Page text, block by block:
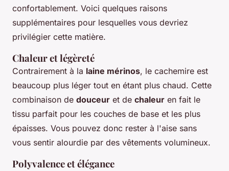
confortablement. Voici quelques raisons
supplémentaires pour lesquelles vous devriez
privilégier cette matière.
Chaleur et légèreté
Contrairement à la laine mérinos, le cachemire est
beaucoup plus léger tout en étant plus chaud. Cette
combinaison de douceur et de chaleur en fait le
tissu parfait pour les couches de base et les plus
épaisses. Vous pouvez donc rester à l'aise sans
vous sentir alourdie par des vêtements volumineux.
Polyvalence et élégance